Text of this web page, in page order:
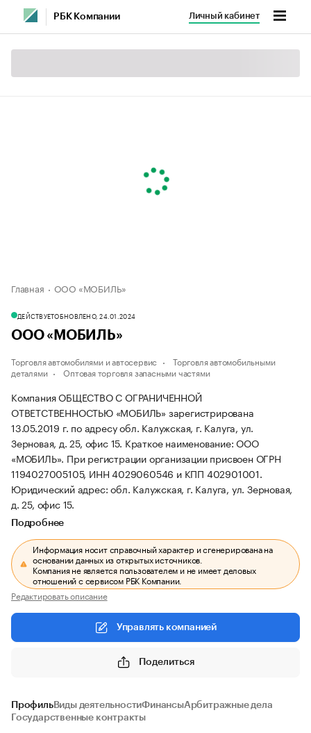
РБК Компании Личный кабинет
Главная ООО «МОБИЛЬ»
ДЕЙСТВУЕТОБНОВЛЕНО, 24.01.2024
ООО «МОБИЛЬ»
Торговля автомобилями и автосервис
Торговля автомобильными
деталями
Оптовая торговля запасными частями
Компания ОБЩЕСТВО С ОГРАНИЧЕННОЙ
ОТВЕТСТВЕННОСТЬЮ «МОБИЛЬ» зарегистрирована
13.05.2019 г. по адресу обл. Калужская, г. Калуга, ул.
Зерновая, д. 25, офис 15. Краткое наименование: ООО
«МОБИЛЬ». При регистрации организации присвоен ОГРН
1194027005105, ИНН 4029060546 и КПП 402901001.
Юридический адрес: обл. Калужская, г. Калуга, ул. Зерновая,
д. 25, офис 15.
Подробнее
Информация носит справочный характер и сгенерирована на
основании данных из открытых источников.
Компания не является пользователем и не имеет деловых
отношений с сервисом РБК Компании.
Редактировать описание
Управлять компанией
Поделиться
ПрофильВиды деятельностиФинансыАрбитражные дела
Государственные контракты